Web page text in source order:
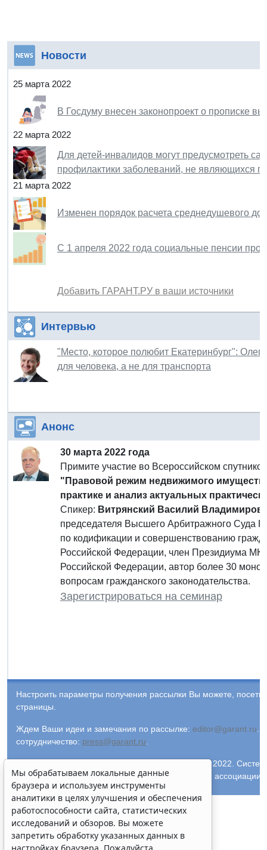
Новости
25 марта 2022
В Госдуму внесен законопроект о прописке
22 марта 2022
Для детей-инвалидов могут предусмотреть
профилактики заболеваний, не являющихся
21 марта 2022
Изменен порядок расчета среднедушевого
С 1 апреля 2022 года социальные пенсии
Добавить ГАРАНТ.РУ в ваши источники
Интервью
"Место, которое полюбит Екатеринбург":
для человека, а не для транспорта
Анонс
30 марта 2022 года
Примите участие во Всероссийском
"Правовой режим недвижимого
практике и анализ актуальных
Спикер: Витрянский Василий
председателя Высшего Арбитражного Суда
по кодификации и совершенствованию
Российской Федерации, член Президиума
Российской Федерации, автор более 30
вопросам гражданского законодательства.
Зарегистрироваться на семинар
Настроить параметры получения рассылки Вы можете,
страницы.
Ждем Ваши идеи и замечания по рассылке: editor@garant.ru
сотрудничество: press@garant.ru
© ООО "НПП "ГАРАНТ-СЕРВИС-УНИВЕРСИТЕТ", 2022. Система
и ее партнеры являются участниками Российской
Мы обрабатываем локальные данные
браузера и используем инструменты
аналитики в целях улучшения и обеспечения
работоспособности сайта, статистических
исследований и обзоров. Вы можете
запретить обработку указанных данных в